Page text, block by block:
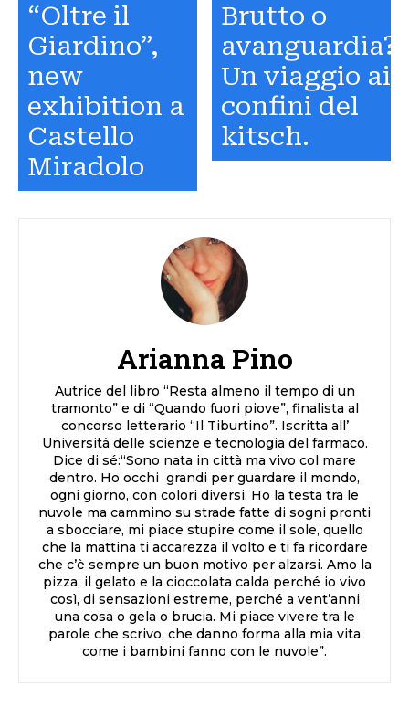
“Oltre il
Giardino”,
new
exhibition a
Castello
Miradolo
Brutto o
avanguardia?
Un viaggio ai
confini del
kitsch.
Arianna Pino
Autrice del libro “Resta almeno il tempo di un
tramonto” e di “Quando fuori piove”, finalista al
concorso letterario “Il Tiburtino”. Iscritta all’
Università delle scienze e tecnologia del farmaco.
Dice di sé:“Sono nata in città ma vivo col mare
dentro. Ho occhi grandi per guardare il mondo,
ogni giorno, con colori diversi. Ho la testa tra le
nuvole ma cammino su strade fatte di sogni pronti
a sbocciare, mi piace stupire come il sole, quello
che la mattina ti accarezza il volto e ti fa ricordare
che c’è sempre un buon motivo per alzarsi. Amo la
pizza, il gelato e la cioccolata calda perché io vivo
così, di sensazioni estreme, perché a vent’anni
una cosa o gela o brucia. Mi piace vivere tra le
parole che scrivo, che danno forma alla mia vita
come i bambini fanno con le nuvole”.